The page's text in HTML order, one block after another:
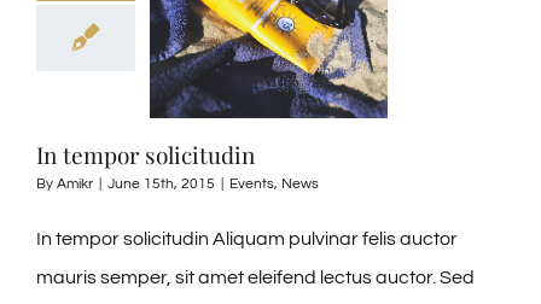
In tempor solicitudin
By Amikr June 15th, 2015 Events, News
In tempor solicitudin Aliquam pulvinar felis auctor
mauris semper, sit amet eleifend lectus auctor. Sed